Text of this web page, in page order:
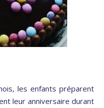
les enfants préparent
leur anniversaire durant